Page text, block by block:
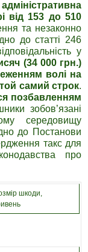
адміністративна
від 153 до 510
та незаконно
до статті 246
у
(34 000 грн.)
волі на
самий строк.
позбавленням
зобов’язані
середовищу
до Постанови
такс для
про
шкоди,